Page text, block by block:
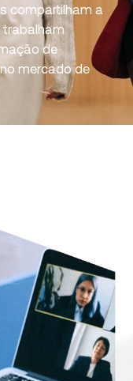
compartilham a
trabalham
de
mercado de